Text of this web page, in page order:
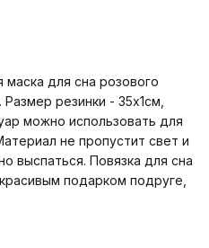
для сна розового
резинки - 35х1см,
можно использовать для
не пропустит свет и
выспаться. Повязка для сна
подарком подруге,